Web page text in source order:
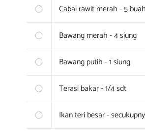
Cabai rawit merah - 5 buah
Bawang merah - 4 siung
Bawang putih - 1 siung
Terasi bakar - 1/4 sdt
Ikan teri besar -